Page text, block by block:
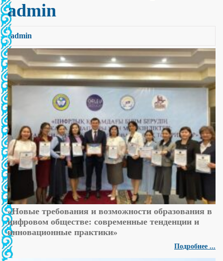
admin
admin
«Новые требования и возможности образования в
цифровом обществе: современные тенденции и
инновационные практики»
Подробнее ...